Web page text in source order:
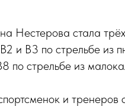
Нестерова стала
и В3 по стрельбе из
по стрельбе из
и